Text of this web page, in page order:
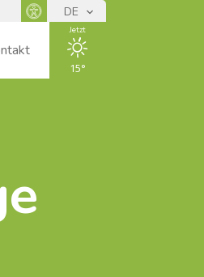
Panneau d'accessibilité
DE
Jetzt
15